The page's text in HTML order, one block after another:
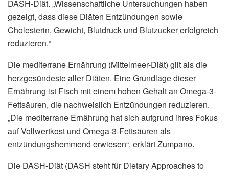
DASH-Diät. „Wissenschaftliche Untersuchungen haben
gezeigt, dass diese Diäten Entzündungen sowie
Cholesterin, Gewicht, Blutdruck und Blutzucker erfolgreich
reduzieren.“
Die mediterrane Ernährung (Mittelmeer-Diät) gilt als die
herzgesündeste aller Diäten. Eine Grundlage dieser
Ernährung ist Fisch mit einem hohen Gehalt an Omega-3-
Fettsäuren, die nachweislich Entzündungen reduzieren.
„Die mediterrane Ernährung hat sich aufgrund ihres Fokus
auf Vollwertkost und Omega-3-Fettsäuren als
entzündungshemmend erwiesen“, erklärt Zumpano.
Die DASH-Diät (DASH steht für Dietary Approaches to